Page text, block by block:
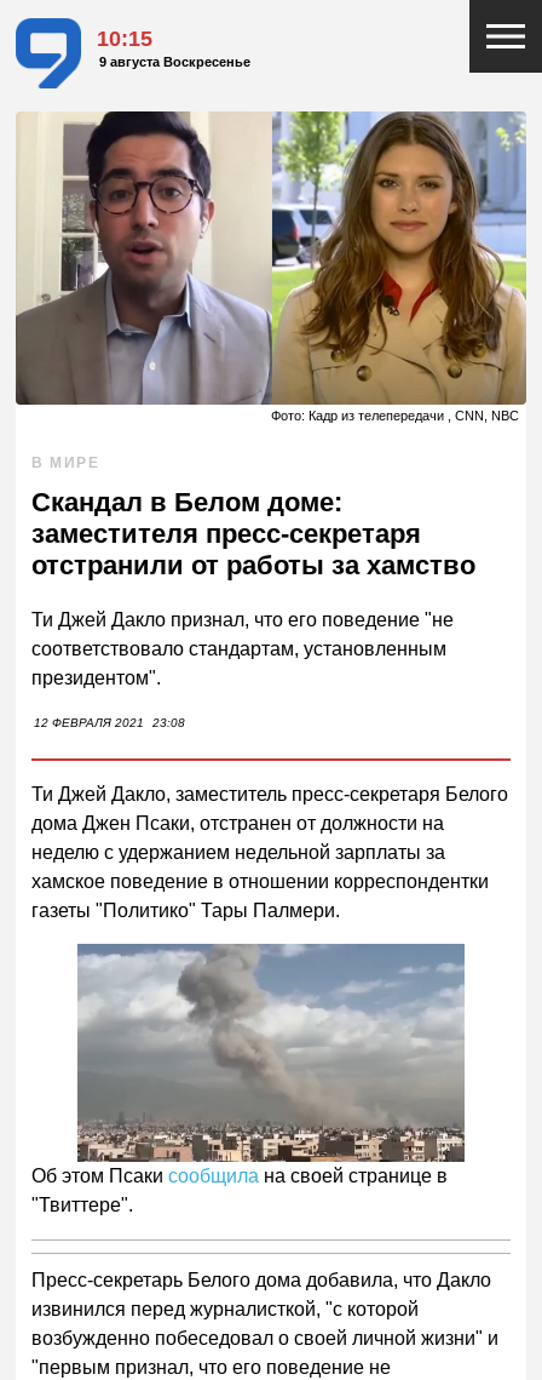
10:15
9 августа Воскресенье
Фото: Кадр из телепередачи , CNN, NBC
В МИРЕ
Скандал в Белом доме:
заместителя пресс-секретаря
отстранили от работы за хамство
Ти Джей Дакло признал, что его поведение "не
соответствовало стандартам, установленным
президентом".
12 ФЕВРАЛЯ 2021 23:08
Ти Джей Дакло, заместитель пресс-секретаря Белого
дома Джен Псаки, отстранен от должности на
неделю с удержанием недельной зарплаты за
хамское поведение в отношении корреспондентки
газеты "Политико" Тары Палмери.
Об этом Псакисообщила на своей странице в
"Твиттере".
Пресс-секретарь Белого дома добавила, что Дакло
извинился перед журналисткой, "с которой
возбужденно побеседовал о своей личной жизни" и
"первым признал, что его поведение не